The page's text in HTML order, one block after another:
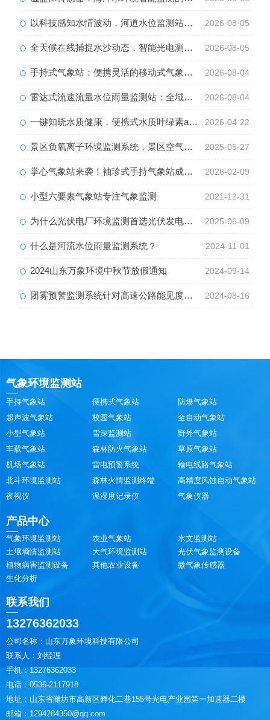
以科技感知水情波动，河道水位监测站守护流域河道安全 2026-08-05
全天候在线捕捉水沙动态，智能光电测沙仪守护水域水沙安全 2026-08-05
手持式气象站：便携灵活的移动式气象监测智能设备 2026-08-04
雷达式流速流量水位雨量监测站：全域水文智慧监测一体化设备 2026-08-04
一键知晓水质健康，便携式水质叶绿素a测定仪适配多场景护水 2026-04-22
景区负氧离子环境监测系统，景区空气质量监测必备工具 2025-05-27
掌心气象站来袭！袖珍式手持气象站成户外必备神器 2026-02-09
小型六要素气象站专注气象监测 2021-12-31
为什么光伏电厂环境监测首选光伏发电环境监测站？ 2025-06-09
什么是河流水位雨量监测系统？ 2024-11-01
2024山东万象环境中秋节放假通知 2024-09-14
团雾预警监测系统针对高速公路能见度等气象环境监测 2024-08-16
气象环境监测站
手持气象站 便携式气象站
防爆气象站
超声波气象站
校园气象站
全自动气象站
小型气象站
雪深监测站
野外气象站
车载气象站
森林防火气象站
草原气象站
机场气象站
雷电预警系统
输电线路气象站
北斗环境监测站
森林火情监测终端
高精度风蚀自动气象站
夜视仪
温湿度记录仪 气象仪器
产品中心
气象环境监测站 农业气象站
水文监测站
土壤墒情监测站
大气环境监测站
光伏气象监测设备
植物病害监测设备
其他农业设备
微气象传感器
生化分析
联系我们
13276362033
公司名称：山东万象环境科技有限公司
联系人：刘经理
手机：13276362033
电话：0536-2117918
地址：山东省潍坊市高新区孵化二巷155号光电产业园第一加速器二楼
邮箱：1294284350@qq.com